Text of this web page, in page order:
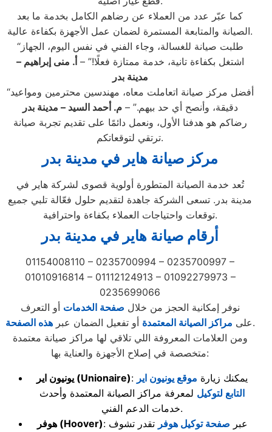
كما عبّر عدد من العملاء عن رضاهم الكامل بخدمة ما بعد
الصيانة والمتابعة المستمرة لضمان عمل الأجهزة بكفاءة عالية.
“طلبت صيانة للغسالة، وجاء الفني في نفس اليوم، الجهاز
اشتغل بكفاءة تانية، خدمة ممتازة فعلًا!” – أ. منى إبراهيم –
مدينة بدر
“أفضل مركز صيانة اتعاملت معاه، مهندسين محترمين ومواعيد
دقيقة، وأنصح أي حد بيهم.” –م. أحمد السيد – مدينة بدر
رضاكم هو هدفنا الأول، ونعمل دائمًا على تقديم تجربة صيانة
ترتقي لتوقعاتكم.
مركز صيانة هاير في مدينة بدر
تُعد خدمة الصيانة المتطورة أولوية قصوى لشركة هاير في
مدينة بدر. تسعى الشركة جاهدة لتقديم حلول فعّالة تلبي جميع
توقعات واحتياجات العملاء بكفاءة واحترافية.
أرقام صيانة هاير في مدينة بدر
01154008110 – 0235700994 – 0235700997 –
01010916814 – 01112124913 – 01092279973 –
0235699066
نوفر إمكانية الحجز من خلال صفحة الخدمات أو التعرف
على مراكز الصيانة المعتمدة أو تفعيل الضمان عبرهذه الصفحة
.
ومن العلامات المعروفة اللي تلاقي لها مراكز صيانة معتمدة
متخصصة في إصلاح الأجهزة والعناية بها:
(Unionaire) : يمكنك زيارة موقع يونيون اير
التابع لتوكيل لمعرفة مراكز الصيانة المعتمدة وأحدث
خدمات الدعم الفني.
هوفر (Hoover) : عبر صفحة توكيل هوفر تقدر تشوف